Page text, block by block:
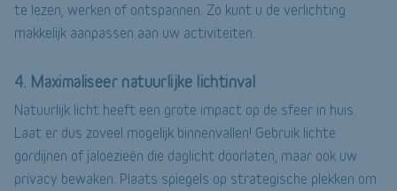
te lezen, werken of ontspannen. Zo kunt u de verlichting
makkelijk aanpassen aan uw activiteiten.
4. Maximaliseer natuurlijke lichtinval
Natuurlijk licht heeft een grote impact op de sfeer in huis.
Laat er dus zoveel mogelijk binnenvallen! Gebruik lichte
gordijnen of jaloezieën die daglicht doorlaten, maar ook uw
privacy bewaken. Plaats spiegels op strategische plekken om